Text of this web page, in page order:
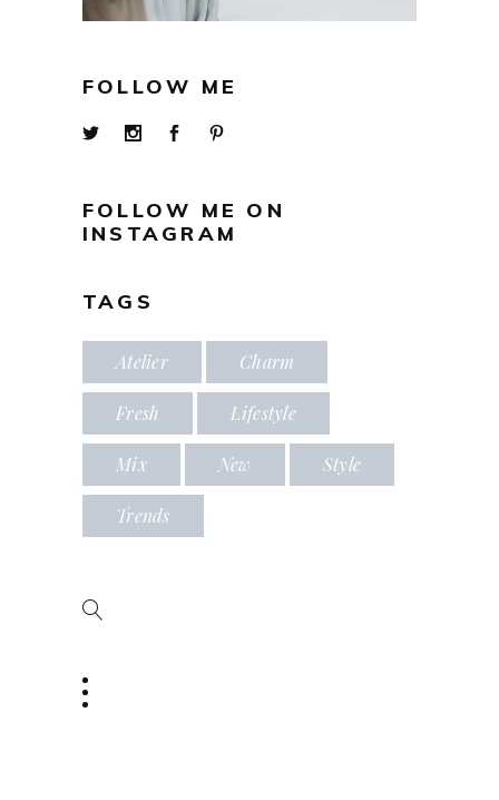
FOLLOW ME
FOLLOW ME ON
INSTAGRAM
TAGS
Atelier Charm
Fresh Lifestyle
Mix New Style
Trends